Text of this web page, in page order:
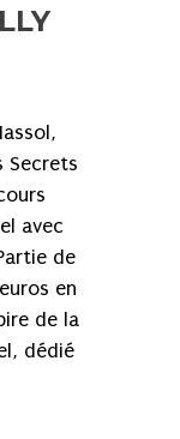
Secrets
avec
de
en
de la
dédié